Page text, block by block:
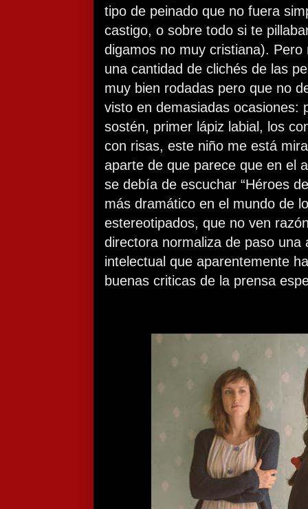
tipo de peinado que no fuera
castigo, o sobre todo si te
digamos no muy cristiana).
una cantidad de clichés de las
muy bien rodadas pero que no
visto en demasiadas ocasiones:
sostén, primer lápiz labial, los
con risas, este niño me está
aparte de que parece que en el
se debía de escuchar “Héroes
más dramático en el mundo de
estereotipados, que no ven
directora normaliza de paso
intelectual que aparentemente
buenas criticas de la prensa